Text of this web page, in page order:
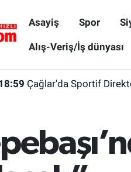
Asayiş Spor
Alış-Veriş/İş dünyası
Çağlar'da Sportif